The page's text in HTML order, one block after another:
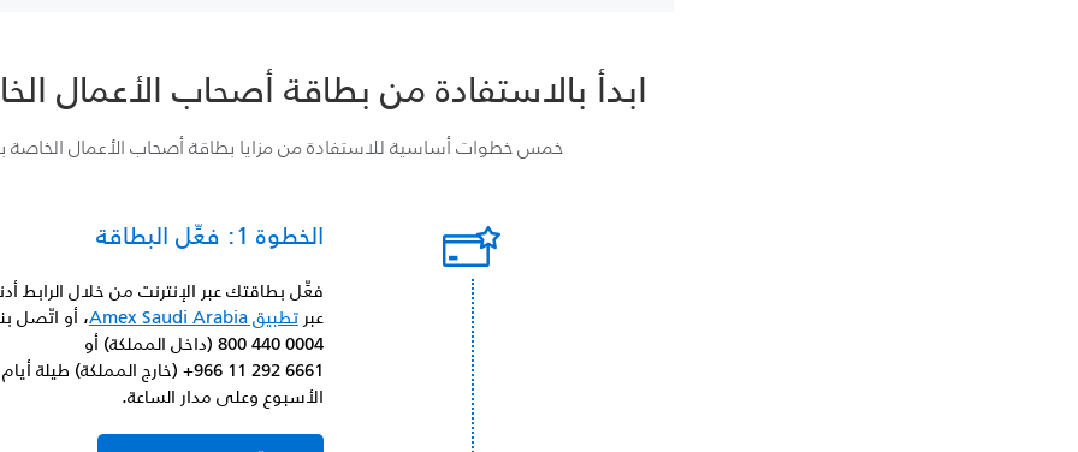
ابدأ بالاستفادة من بطاقة أصحاب الأعمال
خمس خطوات أساسية للاستفادة من مزايا بطاقة أصحاب الأعمال الخاصة
الخطوة 1: فعِّل البطاقة
فعِّل بطاقتك عبر الإنترنت من خلال الرابط
عبرتطبيق Amex Saudi Arabia
، أو اتّصل
800 440 0004 (داخل المملكة) أو
+966 11 292 6661 (خارج المملكة) طيلة أيام
الأسبوع وعلى مدار الساعة.